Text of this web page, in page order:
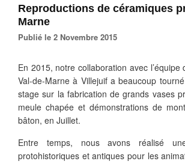
Reproductions de céramiques
Marne
Publié le 2 Novembre 2015
En 2015, notre collaboration avec
Val-de-Marne à Villejuif a beaucoup
stage sur la fabrication de grands vases
meule chapée et démonstrations de
bâton, en Juillet.
Entre temps, nous avons réalisé
protohistoriques et antiques pour les